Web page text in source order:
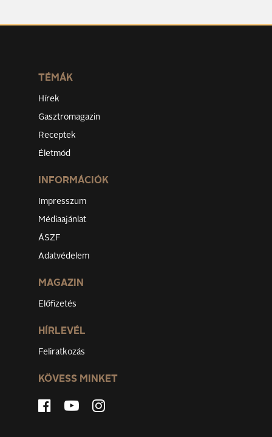
TÉMÁK
Hírek
Gasztromagazin
Receptek
Életmód
INFORMÁCIÓK
Impresszum
Médiaajánlat
ÁSZF
Adatvédelem
MAGAZIN
Előfizetés
HÍRLEVÉL
Feliratkozás
KÖVESS MINKET